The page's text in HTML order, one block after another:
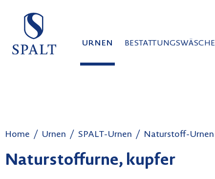
springen
Zur Suche springen
Zur Hauptnavigation springen
URNEN BESTATTUNGSWÄSCHE
Home Urnen SPALT-Urnen Naturstoff-Urnen
Naturstoffurne, kupfer